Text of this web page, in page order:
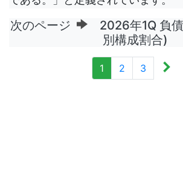
次のページ
2026年1Q 負債
別構成割合)
1 2 3